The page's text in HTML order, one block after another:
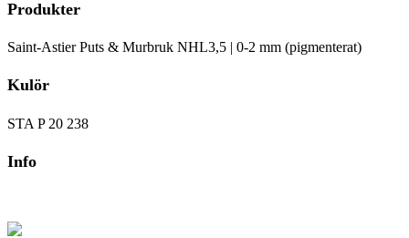
Produkter
Saint-Astier Puts & Murbruk NHL3,5 | 0-2 mm (pigmenterat)
Kulör
STA P 20 238
Info